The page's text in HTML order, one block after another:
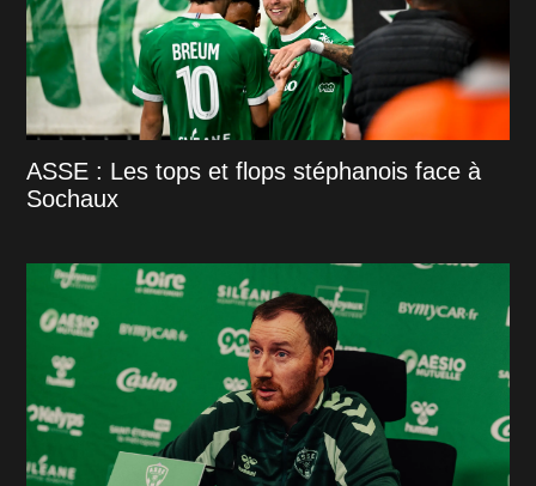
ASSE : Les tops et flops stéphanois face à
Sochaux